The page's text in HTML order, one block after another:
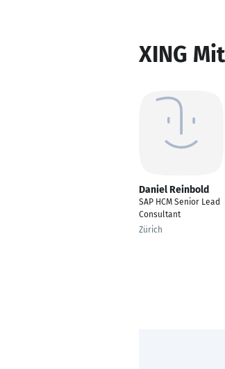
XING
Daniel Reinbold
SAP HCM Senior Lead
Consultant
Zürich